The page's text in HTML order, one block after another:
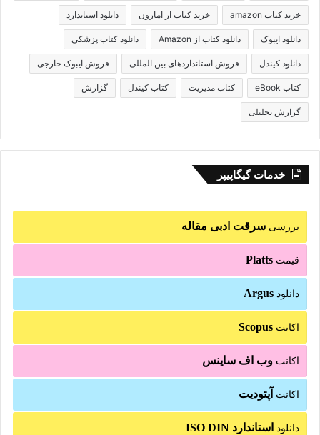
خرید کتاب amazon خرید کتاب از امازون دانلود استاندارد
دانلود ایبوک دانلود کتاب از Amazon دانلود کتاب پزشکی
دانلود کیندل فروش استانداردهای بین المللی فروش ایبوک خارجی
کتاب eBook کتاب مدیریت کتاب کیندل گزارش
گزارش تحلیلی
خدمات گیگاپیپر
بررسی سرقت ادبی مقاله
قیمت Platts
دانلود Argus
اکانت Scopus
اکانت وب اف ساینس
اکانت آپتودیت
دانلود استاندارد ISO DIN